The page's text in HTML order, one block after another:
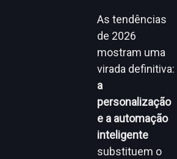
As tendências
de 2026
mostram uma
virada definitiva:
a
personalização
e a automação
inteligente
substituem o